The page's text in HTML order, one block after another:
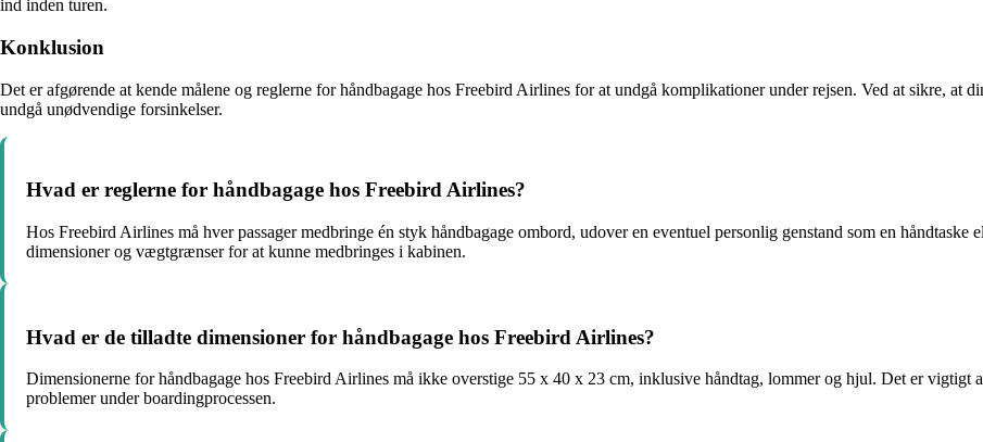
ind inden turen.
Konklusion
Det er afgørende at kende målene og reglerne for håndbagage hos Freebird Airlines for at undgå komplikationer under rejsen. Ved at sikre, at
undgå unødvendige forsinkelser.
Hvad er reglerne for håndbagage hos Freebird Airlines?
Hos Freebird Airlines må hver passager medbringe én styk håndbagage ombord, udover en eventuel personlig genstand som en
dimensioner og vægtgrænser for at kunne medbringes i kabinen.
Hvad er de tilladte dimensioner for håndbagage hos Freebird Airlines?
Dimensionerne for håndbagage hos Freebird Airlines må ikke overstige 55 x 40 x 23 cm, inklusive håndtag, lommer og hjul. Det er vigtigt
problemer under boardingprocessen.